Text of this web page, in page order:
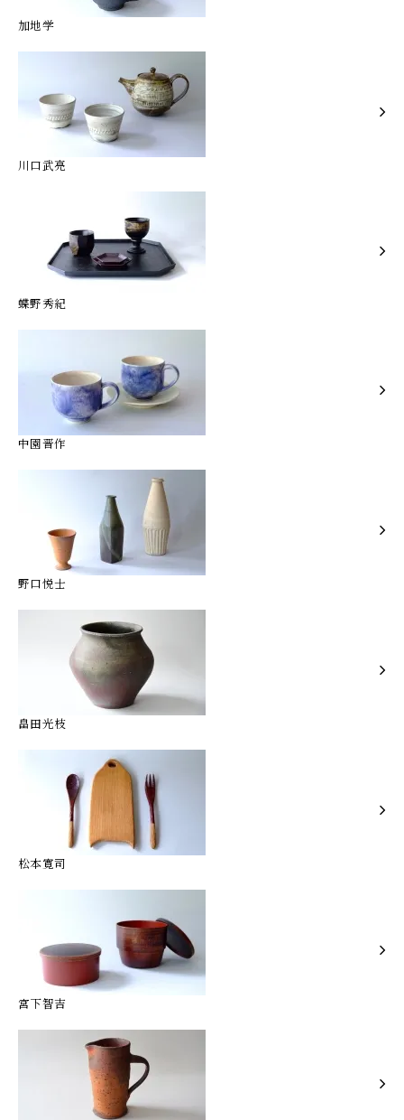
加地学
川口武亮
蝶野秀紀
中園晋作
野口悦士
畠田光枝
松本寛司
宮下智吉